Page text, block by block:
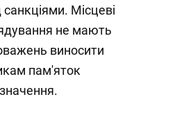
санкціями. Місцеві
не мають
виносити
пам'яток